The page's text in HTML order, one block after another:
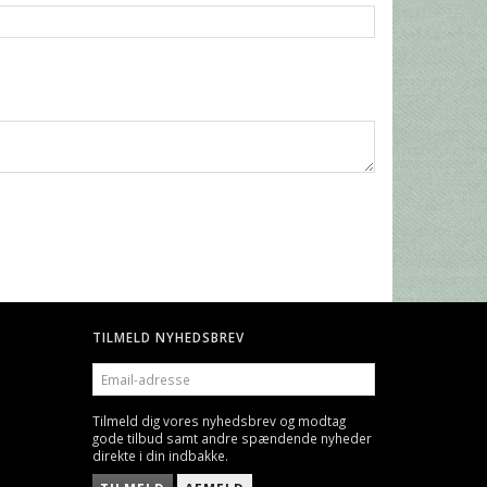
TILMELD NYHEDSBREV
EMAIL-
ADRESSE
Tilmeld dig vores nyhedsbrev og modtag
gode tilbud samt andre spændende nyheder
direkte i din indbakke.